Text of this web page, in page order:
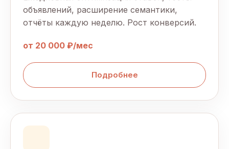
объявлений, расширение семантики,
отчёты каждую неделю. Рост конверсий.
от 20 000 ₽/мес
Подробнее